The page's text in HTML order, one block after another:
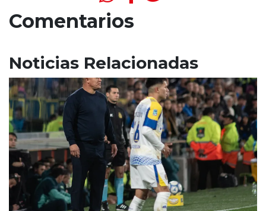
Comentarios
Noticias Relacionadas